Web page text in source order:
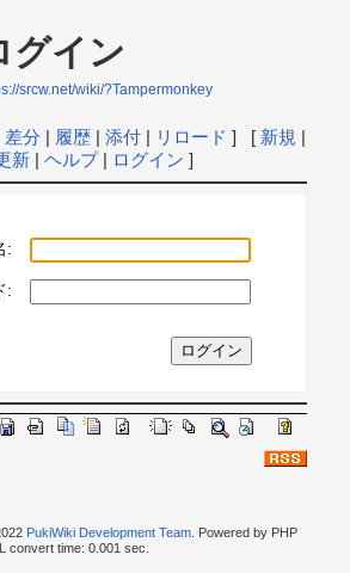
グイン
srcw.net/wiki/?Tampermonkey
差分 | 履歴| 添付| リロード ] [ 新規 |
新| ヘルプ| ログイン ]
:
:
PukiWiki Development Team. Powered by PHP
convert time: 0.001 sec.